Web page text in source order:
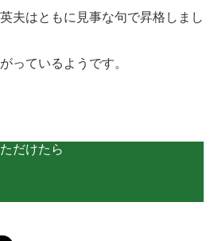
夫はともに見事な句で昇格しまし
っているようです。
だけたら